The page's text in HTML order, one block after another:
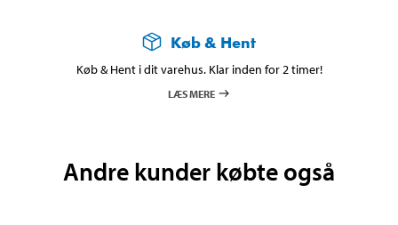
Køb & Hent
Køb & Hent i dit varehus. Klar inden for 2 timer!
LÆS MERE
Andre kunder købte også